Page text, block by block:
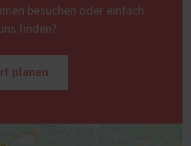
besuchen oder einfach
finden?
planen